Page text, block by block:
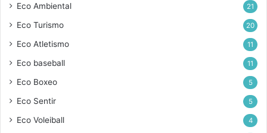
Eco Ambiental 21
Eco Turismo 20
Eco Atletismo 11
Eco baseball 11
Eco Boxeo 5
Eco Sentir 5
Eco Voleiball 4